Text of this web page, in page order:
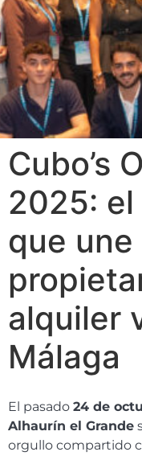
Cubo’s
2025:
que une
alquiler
Málaga
El pasado 24 de
Alhaurín el Grande
orgullo compartido